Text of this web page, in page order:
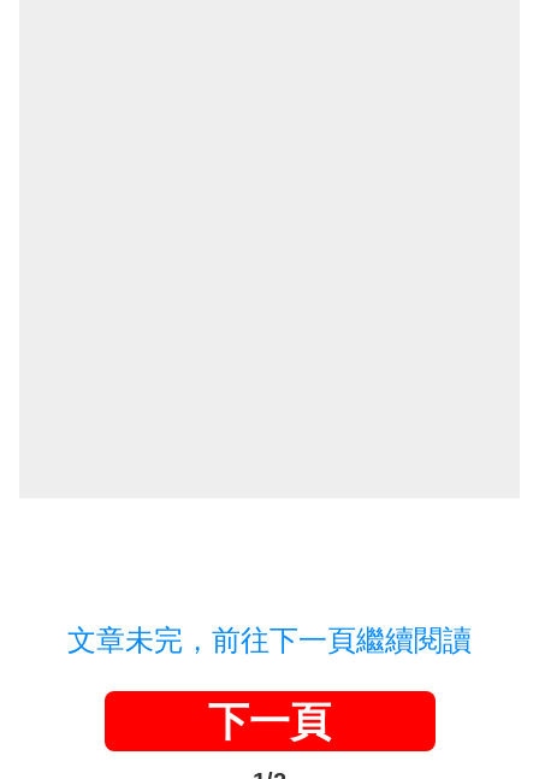
文章未完，前往下一頁繼續閱讀
下一頁